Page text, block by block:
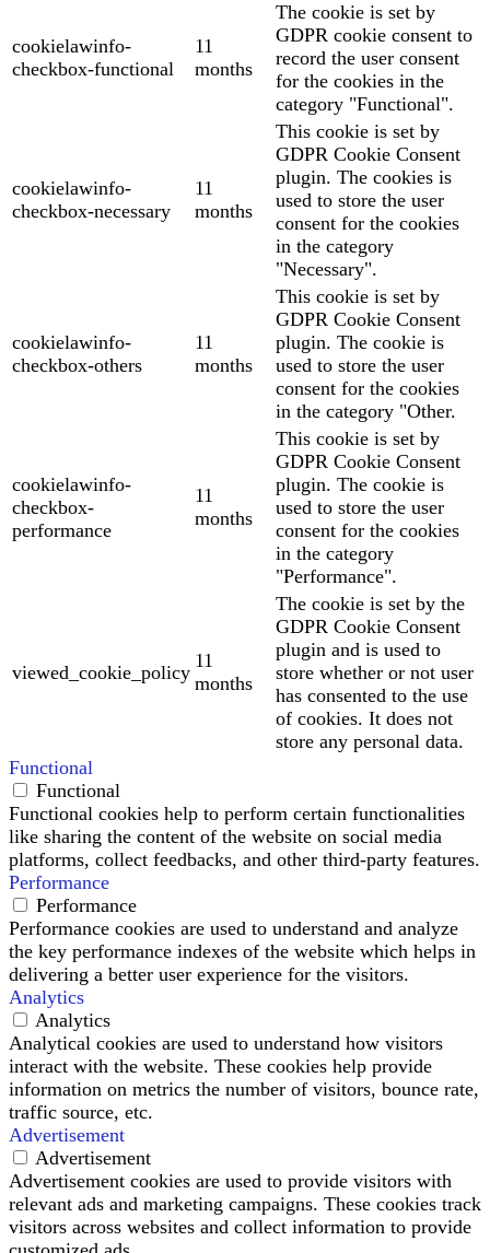
cookielawinfo-
checkbox-functional
11
months
The cookie is set by
GDPR cookie consent to
record the user consent
for the cookies in the
category "Functional".
cookielawinfo-
checkbox-necessary
11
months
This cookie is set by
GDPR Cookie Consent
plugin. The cookies is
used to store the user
consent for the cookies
in the category
"Necessary".
cookielawinfo-
checkbox-others
11
months
This cookie is set by
GDPR Cookie Consent
plugin. The cookie is
used to store the user
consent for the cookies
in the category "Other.
cookielawinfo-
checkbox-
performance
11
months
This cookie is set by
GDPR Cookie Consent
plugin. The cookie is
used to store the user
consent for the cookies
in the category
"Performance".
viewed_cookie_policy
11
months
The cookie is set by the
GDPR Cookie Consent
plugin and is used to
store whether or not user
has consented to the use
of cookies. It does not
store any personal data.
Functional
Functional
Functional cookies help to perform certain functionalities
like sharing the content of the website on social media
platforms, collect feedbacks, and other third-party features.
Performance
Performance
Performance cookies are used to understand and analyze
the key performance indexes of the website which helps in
delivering a better user experience for the visitors.
Analytics
Analytics
Analytical cookies are used to understand how visitors
interact with the website. These cookies help provide
information on metrics the number of visitors, bounce rate,
traffic source, etc.
Advertisement
Advertisement
Advertisement cookies are used to provide visitors with
relevant ads and marketing campaigns. These cookies track
visitors across websites and collect information to provide